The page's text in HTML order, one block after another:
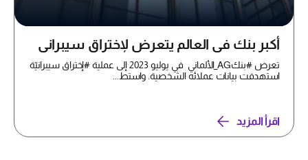
أكبر بنك في العالم يتعرض لإختراق سيبراني
تعرض #بنكAG_الألماني في يوليو 2023 إلى عملية #إختراق سيبرانيّة
استهدفت بيانات عملائه الشخصية. واستط...
اقرأ المزيد